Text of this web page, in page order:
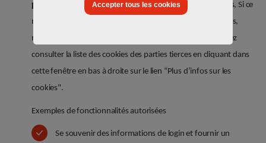
placement de ces cookies à votre consentement
. Dès lors, Si ce
niveau n’est pas choisi, des contenus tels que vidéos, cartes,
médias sociaux ou sons peuvent être bloqués. Vous pouvez
consulter la liste des cookies des parties tierces en cliquant dans
cette fenêtre en bas à droite sur le lien “Plus d’infos sur les
cookies".
Exemples de fonctionnalités autorisées
Se souvenir des informations de login et fournir un
Accepter tous les cookies